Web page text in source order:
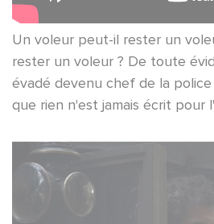
Un voleur peut-il rester un
rester un voleur ? De toute
évadé devenu chef de la
que rien n'est jamais écrit pour